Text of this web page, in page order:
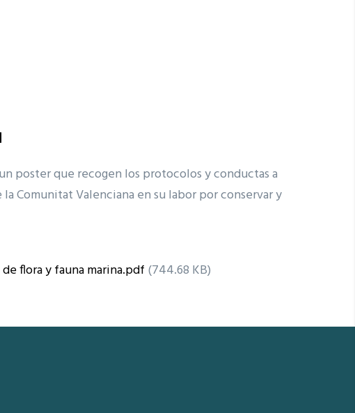
poster que recogen los protocolos y conductas a
Comunitat Valenciana en su labor por conservar y
flora y fauna marina.pdf (744.68 KB)